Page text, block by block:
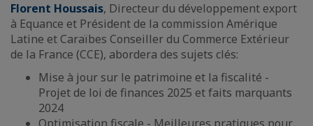
Florent Houssais, Directeur du développement export
à Equance et Président de la commission Amérique
Latine et Caraïbes Conseiller du Commerce Extérieur
de la France (CCE), abordera des sujets clés:
Mise à jour sur le patrimoine et la fiscalité -
Projet de loi de finances 2025 et faits marquants
2024